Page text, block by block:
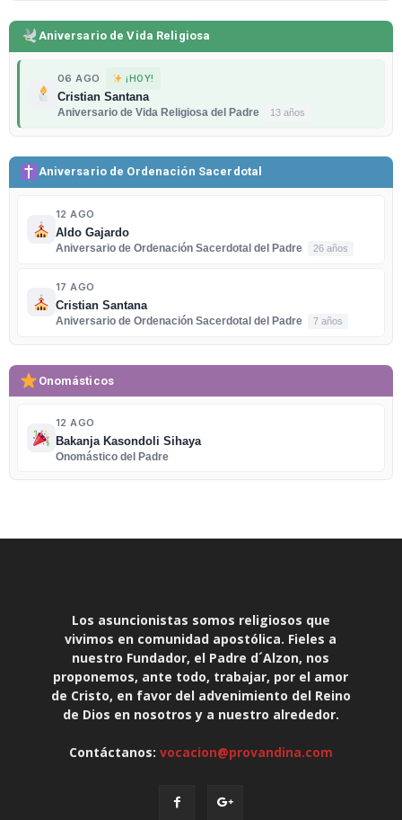
Aniversario de Vida Religiosa
06 AGO ¡HOY!
Cristian Santana
Aniversario de Vida Religiosa del Padre
13 años
Aniversario de Ordenación Sacerdotal
12 AGO
Aldo Gajardo
Aniversario de Ordenación Sacerdotal del Padre
26 años
17 AGO
Cristian Santana
Aniversario de Ordenación Sacerdotal del Padre
7 años
Onomásticos
12 AGO
Bakanja Kasondoli Sihaya
Onomástico del Padre
Los asuncionistas somos religiosos que
vivimos en comunidad apostólica. Fieles a
nuestro Fundador, el Padre d´Alzon, nos
proponemos, ante todo, trabajar, por el amor
de Cristo, en favor del advenimiento del Reino
de Dios en nosotros y a nuestro alrededor.
Contáctanos: vocacion@provandina.com